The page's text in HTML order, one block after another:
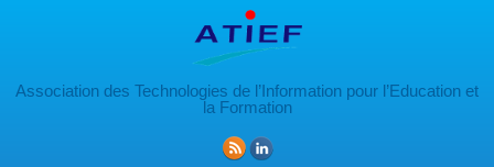
Association des Technologies de l’Information pour l’Education et
la Formation